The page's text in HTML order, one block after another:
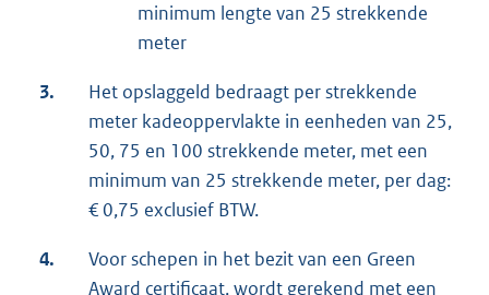
minimum lengte van 25 strekkende
meter
3.
Het opslaggeld bedraagt per strekkende
meter kadeoppervlakte in eenheden van 25,
50, 75 en 100 strekkende meter, met een
minimum van 25 strekkende meter, per dag:
€ 0,75 exclusief BTW.
4.
Voor schepen in het bezit van een Green
Award certificaat, wordt gerekend met een